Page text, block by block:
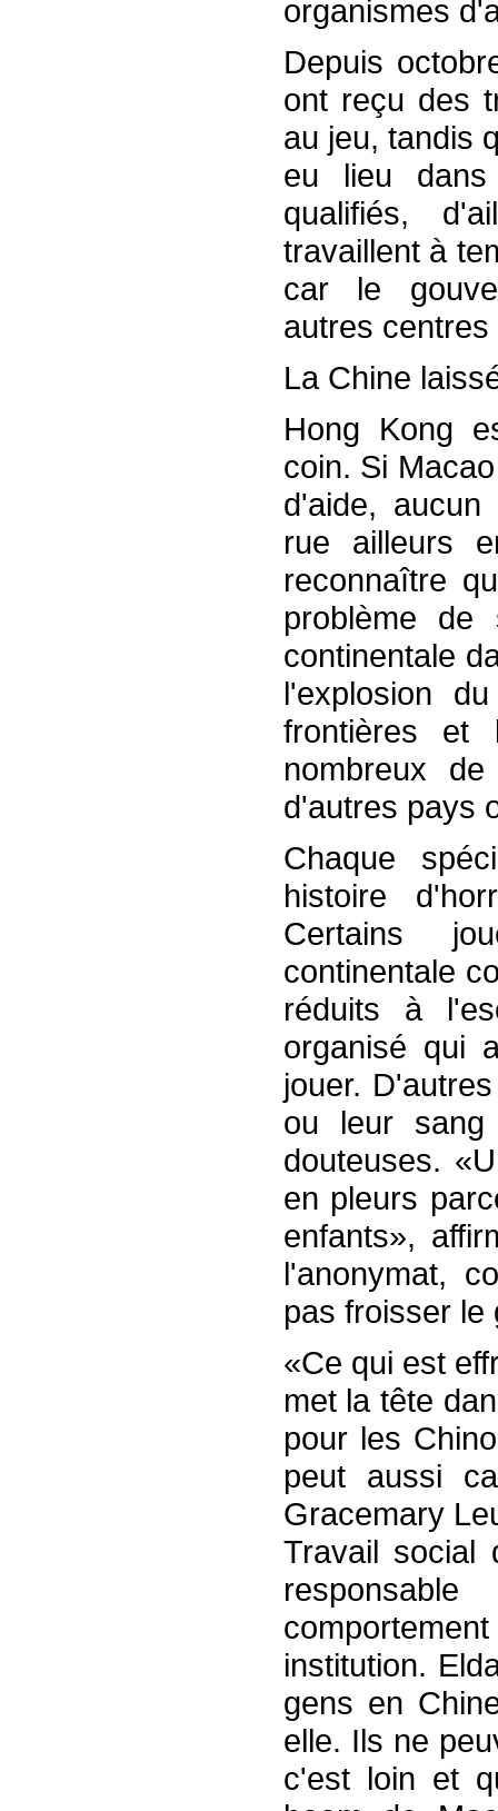
organismes
Depuis
ont reçu des
au jeu, tandis
eu lieu dans
qualifiés,
travaillent à
car le
autres
La Chine
Hong Kong
coin. Si
d'aide,
rue ailleurs
reconnaître
problème de
continentale
l'explosion
frontières
nombreux
d'autres pays
Chaque
histoire
Certains
continentale
réduits à
organisé qui
jouer.
ou leur sang
douteuses.
en pleurs
enfants»,
l'anonymat,
pas froisser le
«Ce qui est
met la tête
pour les
peut aussi
Gracemary
Travail social
institution.
gens en
elle. Ils ne
c'est loin et